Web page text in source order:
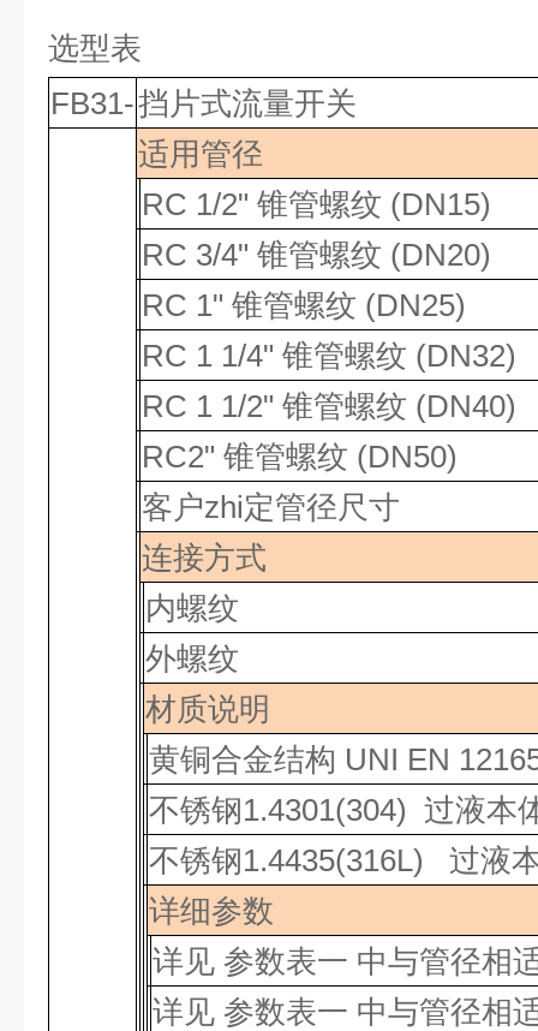
选型表
FB31-挡片式流量开关
适用管径
RC 1/2" 锥管螺纹 (DN15)
RC 3/4" 锥管螺纹 (DN20)
RC 1" 锥管螺纹 (DN25)
RC 1 1/4" 锥管螺纹 (DN32)
RC 1 1/2" 锥管螺纹 (DN40)
RC2" 锥管螺纹 (DN50)
客户zhi定管径尺寸
连接方式
内螺纹
外螺纹
材质说明
黄铜合金结构 UNI EN
不锈钢1.4301(304) 过液本
不锈钢1.4435(316L) 过液
详细参数
详见 参数表一 中与管径相
详见 参数表一 中与管径相